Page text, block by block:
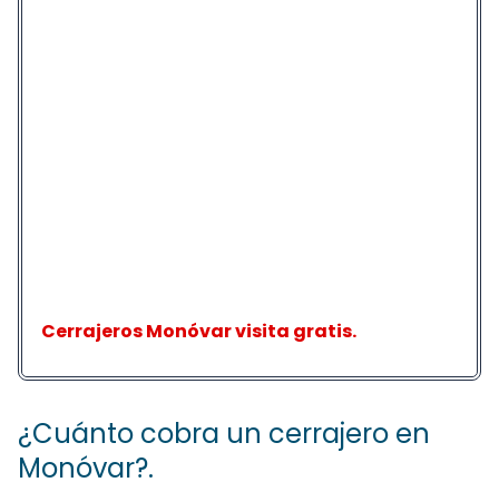
Cerrajeros Monóvar visita gratis.
¿Cuánto cobra un cerrajero en
Monóvar?.